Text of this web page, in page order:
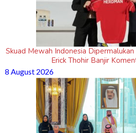
Skuad Mewah Indonesia
Erick Thohir Banjir
8 August 2026